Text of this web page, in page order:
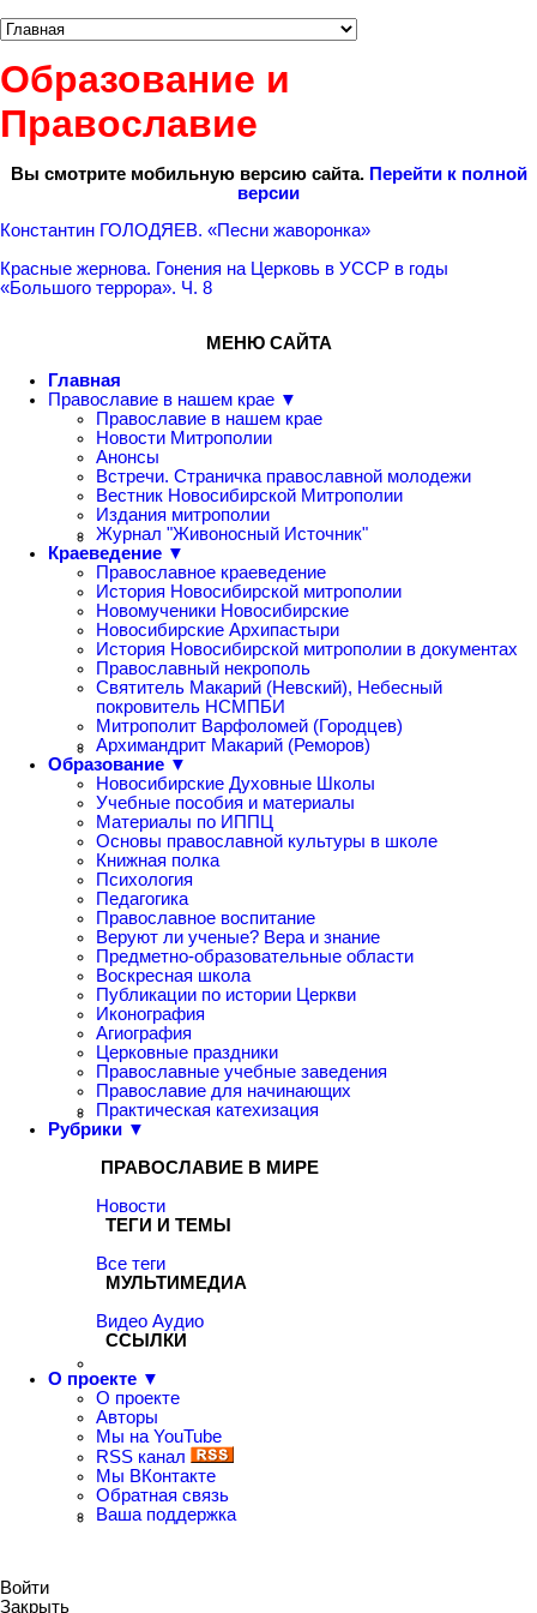
Образование и
Православие
Вы смотрите мобильную версию сайта. Перейти к полной
версии
Константин ГОЛОДЯЕВ. «Песни жаворонка»
Красные жернова. Гонения на Церковь в УССР в годы
«Большого террора». Ч. 8
МЕНЮ САЙТА
Главная
Православие в нашем крае ▼
Православие в нашем крае
Новости Митрополии
Анонсы
Встречи. Страничка православной молодежи
Вестник Новосибирской Митрополии
Издания митрополии
Журнал "Живоносный Источник"
Краеведение ▼
Православное краеведение
История Новосибирской митрополии
Новомученики Новосибирские
Новосибирские Архипастыри
История Новосибирской митрополии в документах
Православный некрополь
Святитель Макарий (Невский), Небесный
покровитель НСМПБИ
Митрополит Варфоломей (Городцев)
Архимандрит Макарий (Реморов)
Образование ▼
Новосибирские Духовные Школы
Учебные пособия и материалы
Материалы по ИППЦ
Основы православной культуры в школе
Книжная полка
Психология
Педагогика
Православное воспитание
Веруют ли ученые? Вера и знание
Предметно-образовательные области
Воскресная школа
Публикации по истории Церкви
Иконография
Агиография
Церковные праздники
Православные учебные заведения
Православие для начинающих
Практическая катехизация
Рубрики ▼
ПРАВОСЛАВИЕ В МИРЕ
Новости
ТЕГИ И ТЕМЫ
Все теги
МУЛЬТИМЕДИА
Видео Аудио
ССЫЛКИ
О проекте ▼
О проекте
Авторы
Мы на YouTube
RSS канал
Мы ВКонтакте
Обратная связь
Ваша поддержка
Войти
Закрыть